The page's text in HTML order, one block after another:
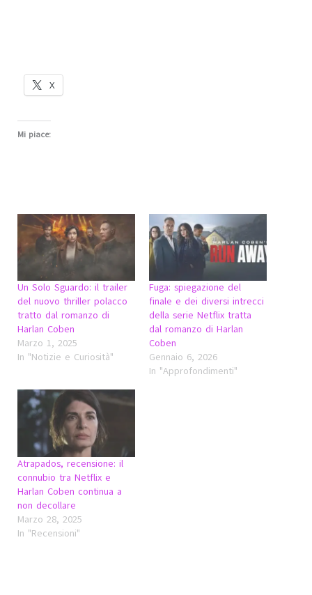
X
Mi piace:
Un Solo Sguardo: il trailer
del nuovo thriller polacco
tratto dal romanzo di
Harlan Coben
Marzo 1, 2025
In "Notizie e Curiosità"
Fuga: spiegazione del
finale e dei diversi intrecci
della serie Netflix tratta
dal romanzo di Harlan
Coben
Gennaio 6, 2026
In "Approfondimenti"
Atrapados, recensione: il
connubio tra Netflix e
Harlan Coben continua a
non decollare
Marzo 28, 2025
In "Recensioni"